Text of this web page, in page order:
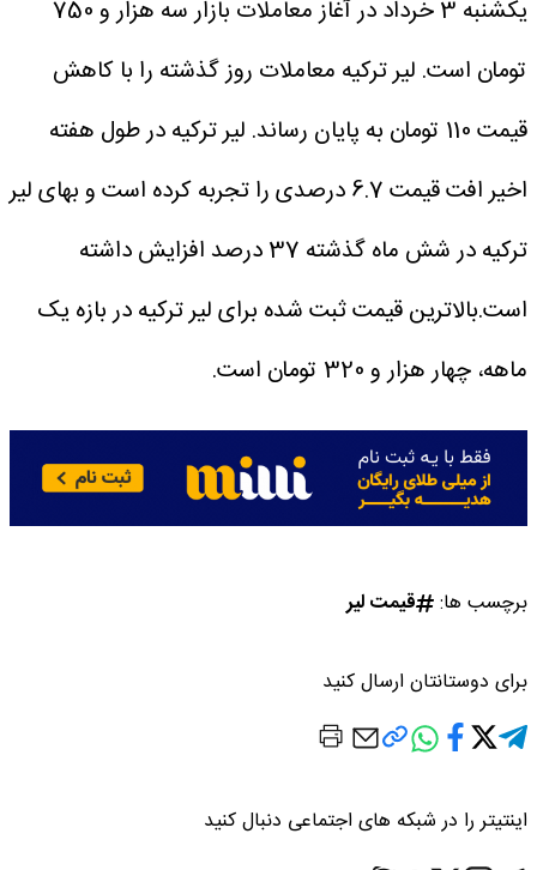
یکشنبه 3 خرداد در آغاز معاملات بازار سه هزار و 750
تومان است. لیر ترکیه معاملات روز گذشته را با کاهش
قیمت 110 تومان به پایان رساند.
لیر ترکیه در طول هفته
اخیر افت قیمت 6.7 درصدی را تجربه کرده است و بهای لیر
ترکیه در شش ماه گذشته 37 درصد افزایش داشته
است.بالاترین قیمت ثبت شده برای لیر ترکیه در بازه یک
ماهه، چهار هزار و 320 تومان است.
برچسب ها: قیمت لیر
برای دوستانتان ارسال کنید
اینتیتر را در شبکه های اجتماعی دنبال کنید